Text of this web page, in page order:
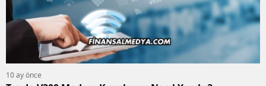
10 ay önce